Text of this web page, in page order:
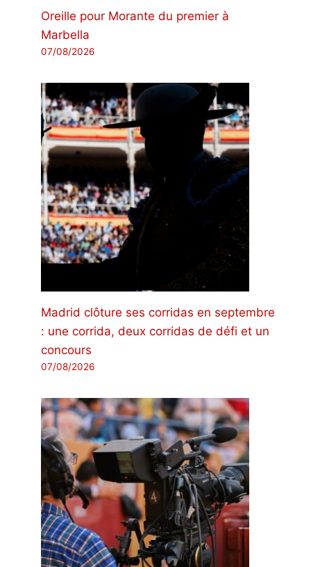
Oreille pour Morante du premier à
Marbella
07/08/2026
Madrid clôture ses corridas en septembre
: une corrida, deux corridas de défi et un
concours
07/08/2026